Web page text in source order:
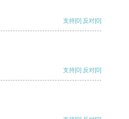
支持[0] 反对[0]
支持[0] 反对[0]